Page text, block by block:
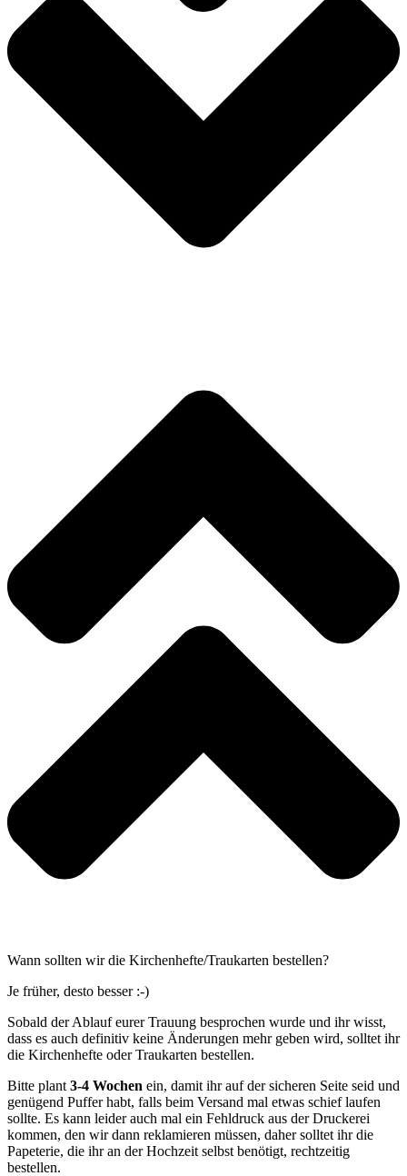
Wann sollten wir die Kirchenhefte/Traukarten bestellen?
Je früher, desto besser :-)
Sobald der Ablauf eurer Trauung besprochen wurde und ihr wisst,
dass es auch definitiv keine Änderungen mehr geben wird, solltet ihr
die Kirchenhefte oder Traukarten bestellen.
Bitte plant 3-4 Wochen ein, damit ihr auf der sicheren Seite seid und
genügend Puffer habt, falls beim Versand mal etwas schief laufen
sollte. Es kann leider auch mal ein Fehldruck aus der Druckerei
kommen, den wir dann reklamieren müssen, daher solltet ihr die
Papeterie, die ihr an der Hochzeit selbst benötigt, rechtzeitig
bestellen.